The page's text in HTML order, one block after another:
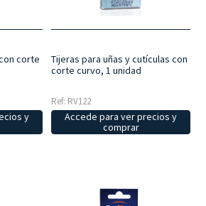
corte
y
Tijeras para uñas y cutículas con
corte curvo, 1 unidad
Ref: RV122
Accede para ver precios y
comprar